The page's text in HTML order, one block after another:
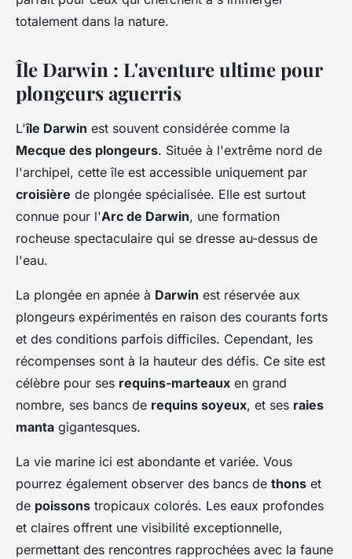
totalement dans la nature.
Île Darwin : L'aventure ultime pour
plongeurs aguerris
L'île Darwin est souvent considérée comme la
Mecque des plongeurs. Située à l'extrême nord de
l'archipel, cette île est accessible uniquement par
croisière de plongée spécialisée. Elle est surtout
connue pour l'Arc de Darwin, une formation
rocheuse spectaculaire qui se dresse au-dessus de
l'eau.
La plongée en apnée à Darwin est réservée aux
plongeurs expérimentés en raison des courants forts
et des conditions parfois difficiles. Cependant, les
récompenses sont à la hauteur des défis. Ce site est
célèbre pour ses requins-marteaux en grand
nombre, ses bancs de requins soyeux, et ses raies
manta gigantesques.
La vie marine ici est abondante et variée. Vous
pourrez également observer des bancs de thons et
de poissons tropicaux colorés. Les eaux profondes
et claires offrent une visibilité exceptionnelle,
permettant des rencontres rapprochées avec la faune